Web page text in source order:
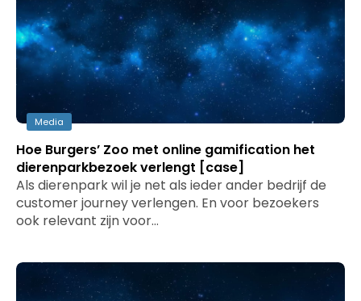
Media
Hoe Burgers’ Zoo met online gamification het
dierenparkbezoek verlengt [case]
Als dierenpark wil je net als ieder ander bedrijf de
customer journey verlengen. En voor bezoekers
ook relevant zijn voor…